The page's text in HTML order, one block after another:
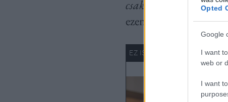
Opted
Google
I want
web or
I want
csak átélhet
” –
ezen a területen